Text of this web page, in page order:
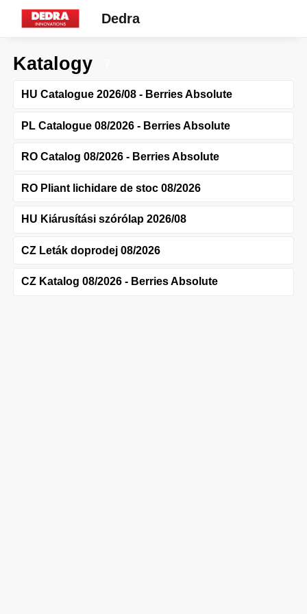
Dedra
Katalogy
HU Catalogue 2026/08 - Berries Absolute
PL Catalogue 08/2026 - Berries Absolute
RO Catalog 08/2026 - Berries Absolute
RO Pliant lichidare de stoc 08/2026
HU Kiárusítási szórólap 2026/08
CZ Leták doprodej 08/2026
CZ Katalog 08/2026 - Berries Absolute